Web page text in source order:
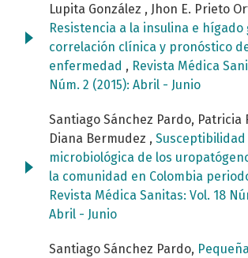
Lupita González , Jhon E. Prieto
Resistencia a la insulina e hígado
correlación clínica y pronóstico
enfermedad , Revista Médica
Núm. 2 (2015): Abril - Junio
Santiago Sánchez Pardo, Patricia
Diana Bermudez , Susceptibilidad
microbiológica de los
la comunidad en Colombia
Revista Médica Sanitas: Vol. 18
Abril - Junio
Santiago Sánchez Pardo,